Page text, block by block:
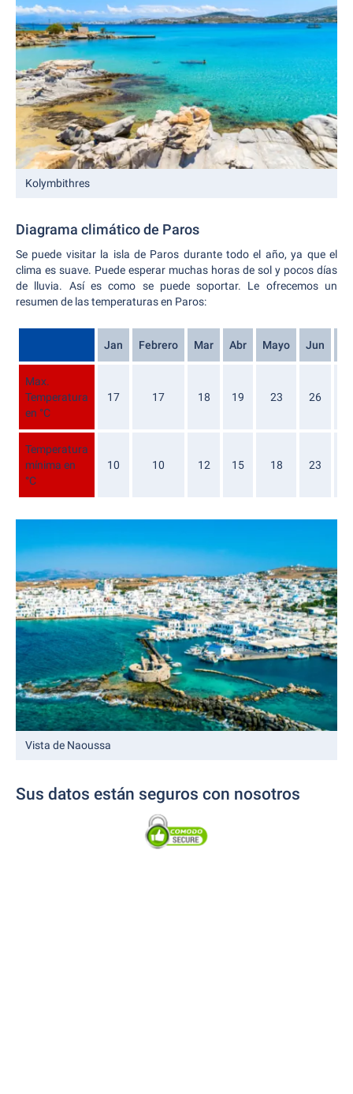
Kolymbithres
Diagrama climático de Paros
Se puede visitar la isla de Paros durante todo el año, ya que el
clima es suave. Puede esperar muchas horas de sol y pocos días
de lluvia. Así es como se puede soportar. Le ofrecemos un
resumen de las temperaturas en Paros:
Jan Febrero Mar Abr Mayo Jun
Max.
Temperatura
en °C
17 17 18 19 23 26
Temperatura
mínima en
°C
10 10 12 15 18 23
Vista de Naoussa
Sus datos están seguros con nosotros